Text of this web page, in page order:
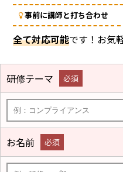
事前に講師と打ち合わせ
全て対応可能です！お気
研修テーマ 必須
お名前 必須